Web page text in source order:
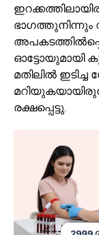
ഭാഗത്തുനിന്നും
ഓട്ടോയുമായി
മതിലില്‍
രക്ഷപ്പെട്ടു.